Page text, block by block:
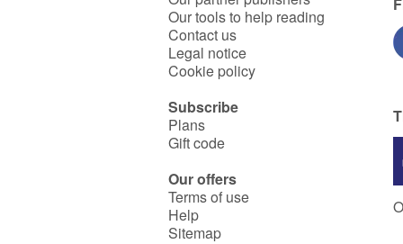
Our tools to help reading
Contact us
Legal notice
Cookie policy
Subscribe
Plans
Gift code
Our offers
Terms of use
Help
Sitemap